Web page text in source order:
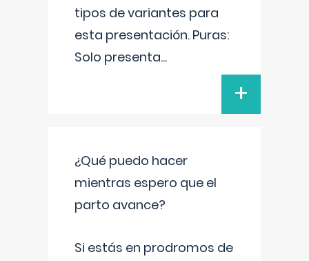
tipos de variantes para
esta presentación. Puras:
Solo presenta...
+
¿Qué puedo hacer
mientras espero que el
parto avance?
Si estás en prodromos de